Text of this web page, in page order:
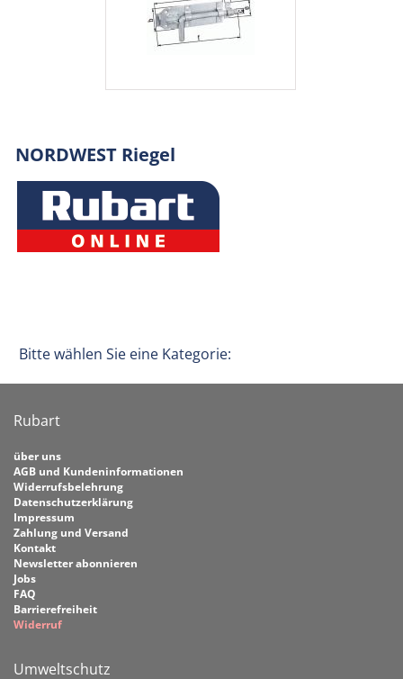
NORDWEST Riegel
Bitte wählen Sie eine Kategorie:
Rubart
über uns
AGB und Kundeninformationen
Widerrufsbelehrung
Datenschutzerklärung
Impressum
Zahlung und Versand
Kontakt
Newsletter abonnieren
Jobs
FAQ
Barrierefreiheit
Widerruf
Umweltschutz